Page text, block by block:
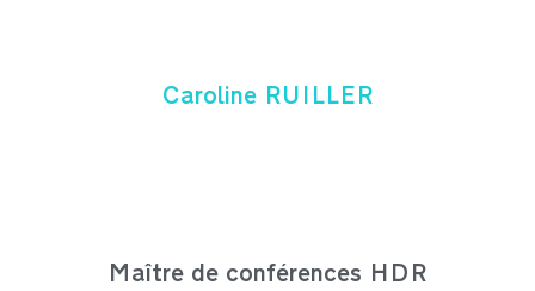
Caroline RUILLER
Maître de conférences HDR